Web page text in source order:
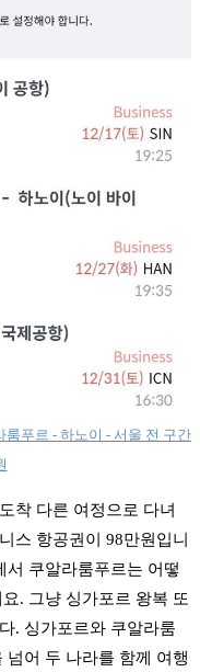
룸푸르 - 하노이 - 서울 전 구간
착 다른 여정으로 다녀
스 항공권이 98만원입니
서 쿠알라룸푸르는 어떻
. 그냥 싱가포르 왕복 또
. 싱가포르와 쿠알라룸
어 두 나라를 함께 여행